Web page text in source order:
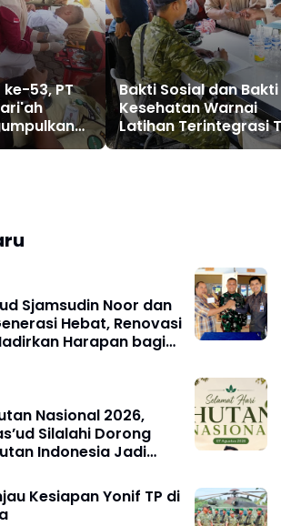
53, PT
Untuk
Bakti Sosial dan Bakti
Kesehatan Warnai
Latihan Terintegrasi
2026
Sjamsudin Noor dan
Hebat, Renovasi
Harapan bagi
Nasional 2026,
Silalahi Dorong
Indonesia Jadi
Pemerintah
Kesiapan Yonif TP di